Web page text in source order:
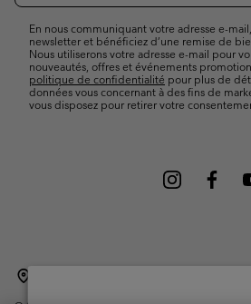
En nous communiquant votre adresse e-
newsletter et bénéficiez d’une remise de
Nous utiliserons votre adresse e-mail pour
nouveautés, offres et événements
politique de confidentialité pour plus de
données vous concernant à des fins de
vous disposez pour retirer votre